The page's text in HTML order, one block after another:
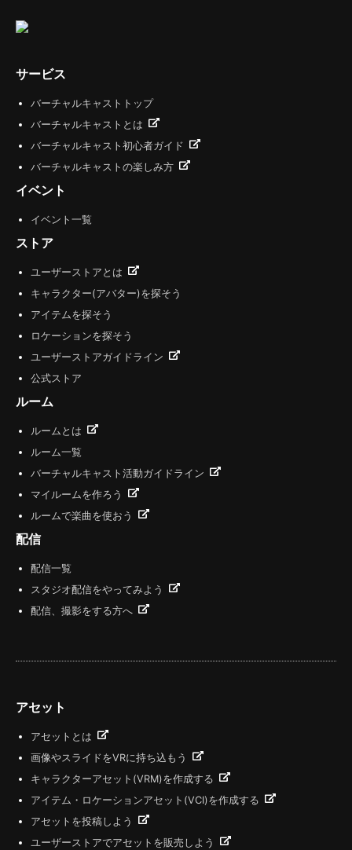
サービス
バーチャルキャストトップ
バーチャルキャストとは
バーチャルキャスト初心者ガイド
バーチャルキャストの楽しみ方
イベント
イベント一覧
ストア
ユーザーストアとは
キャラクター(アバター)を探そう
アイテムを探そう
ロケーションを探そう
ユーザーストアガイドライン
公式ストア
ルーム
ルームとは
ルーム一覧
バーチャルキャスト活動ガイドライン
マイルームを作ろう
ルームで楽曲を使おう
配信
配信一覧
スタジオ配信をやってみよう
配信、撮影をする方へ
アセット
アセットとは
画像やスライドをVRに持ち込もう
キャラクターアセット(VRM)を作成する
アイテム・ロケーションアセット(VCI)を作成する
アセットを投稿しよう
ユーザーストアでアセットを販売しよう